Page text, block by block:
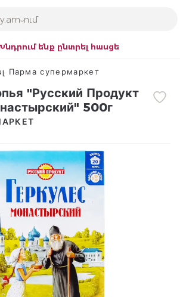
ենք ընտրել հասցե
супермаркет
"Русский Продукт
500г